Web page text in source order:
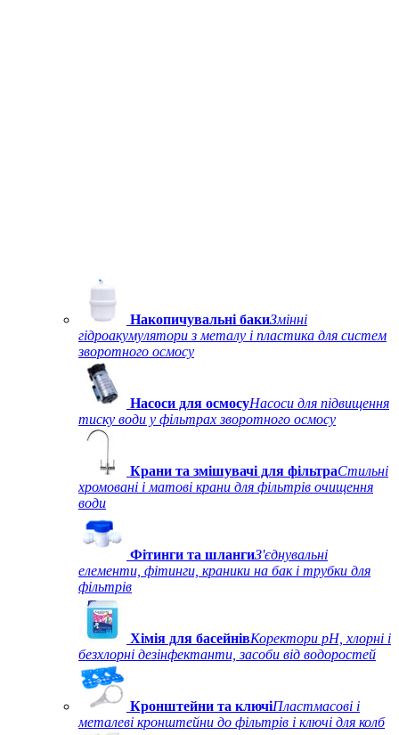
Накопичувальні бакиЗмінні
гідроакумулятори з металу і пластика для систем
зворотного осмосу
Насоси для осмосуНасоси для підвищення
тиску води у фільтрах зворотного осмосу
Крани та змішувачі для фільтраСтильні
хромовані і матові крани для фільтрів очищення
води
Фітинги та шлангиЗ'єднувальні
елементи, фітинги, краники на бак і трубки для
фільтрів
Хімія для басейнівКоректори рН, хлорні і
безхлорні дезінфектанти, засоби від водоростей
Кронштейни та ключіПластмасові і
металеві кронштейни до фільтрів і ключі для колб